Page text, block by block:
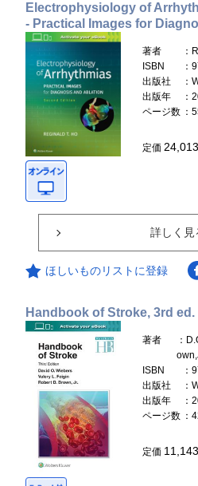
Electrophysiology of
- Practical Images for
著者
：
ISBN
：
出版社
：
出版年
：
ページ数 ：
定価
詳しく見
ほしいものリストに登録
Handbook of Stroke, 3rd ed.
著者
：
ISBN
：
出版社
：
出版年
：
ページ数 ：
定価